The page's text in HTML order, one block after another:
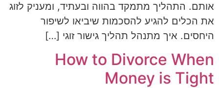
אותם. התהליך מתמקד בהווה ובעתיד, ומעניק לזוג
את הכלים להגיע להסכמות שיביאו לשיפור
היחסים. איך מתנהל תהליך גישור זוגי […]
How to Divorce When
Money is Tight